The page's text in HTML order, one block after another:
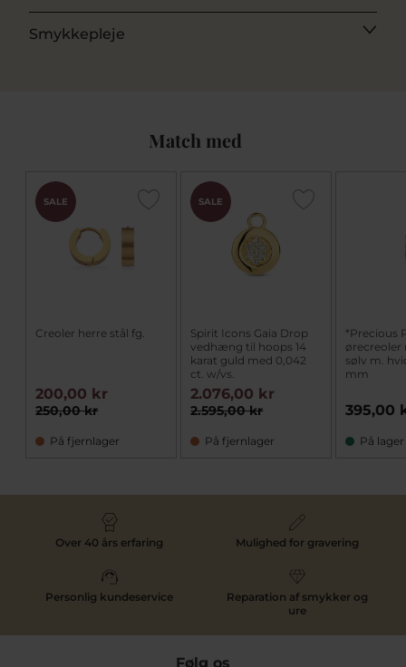
Smykkepleje
Match med
SALE
Creoler herre stål fg.
250,00 kr
200,00 kr
På fjernlager
SALE
Spirit Icons Gaia Drop
vedhæng til hoops 14
karat guld med 0,042
ct. w/vs.
2.595,00 kr
2.076,00 kr
På fjernlager
*Precious
ørecreoler
sølv m.
mm
395,00
På lager
Over 40 års erfaring Mulighed for gravering
Personlig kundeservice
Reparation af smykker og
ure
Følg os